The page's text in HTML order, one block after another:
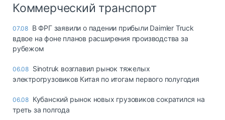
Коммерческий транспорт
07.08 В ФРГ заявили о падении прибыли Daimler Truck
вдвое на фоне планов расширения производства за
рубежом
06.08 Sinotruk возглавил рынок тяжелых
электрогрузовиков Китая по итогам первого полугодия
06.08 Кубанский рынок новых грузовиков сократился на
треть за полгода